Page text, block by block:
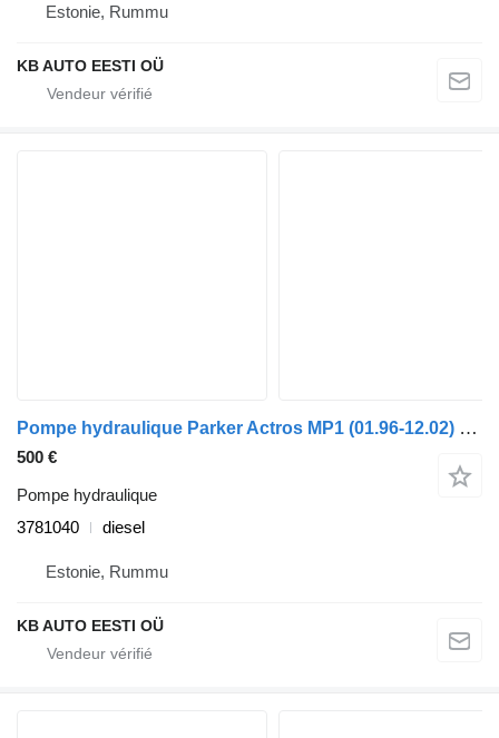
Estonie, Rummu
KB AUTO EESTI OÜ
Pompe hydraulique Parker Actros MP1 (01.96-12.02) 3781040 pour camion Mercedes-Benz Actros, Axor MP1, MP2, MP3 (1996-2014)
500 €
Pompe hydraulique
3781040
diesel
Estonie, Rummu
KB AUTO EESTI OÜ